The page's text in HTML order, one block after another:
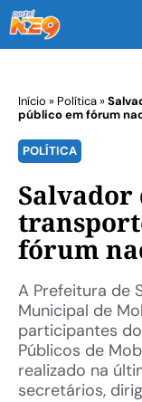
Início » Política»
público em fórum
POLÍTICA
Salvador
fórum
A Prefeitura de
Municipal de
participantes
Públicos de
realizado na
secretários,